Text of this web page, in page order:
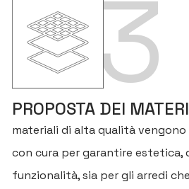
3
PROPOSTA DEI
materiali di alta qualità vengono
con cura per garantire estetica,
funzionalità, sia per gli arredi